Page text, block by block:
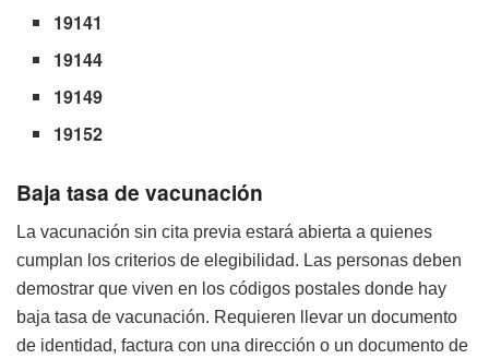
19141
19144
19149
19152
Baja tasa de vacunación
La vacunación sin cita previa estará abierta a quienes
cumplan los criterios de elegibilidad. Las personas deben
demostrar que viven en los códigos postales donde hay
baja tasa de vacunación. Requieren llevar un documento
de identidad, factura con una dirección o un documento de